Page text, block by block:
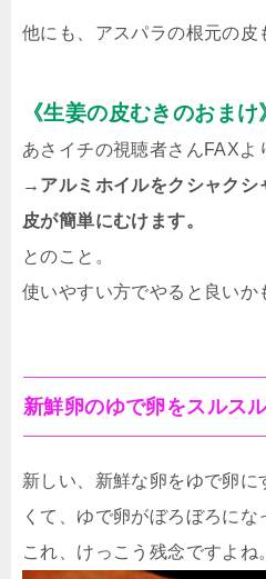
他にも、アスパラの根元の皮
《生姜の皮むきのおまけ
あさイチの視聴者さんFAXよ
→アルミホイルをクシャクシ
皮が簡単にむけます。
とのこと。
使いやすい方でやると良いか
新鮮卵のゆで卵をスルス
新しい、新鮮な卵をゆで卵に
くて、ゆで卵がぼろぼろにな
これ、けっこう残念ですよね